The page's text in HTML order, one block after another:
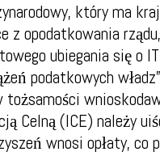
który ma
z opodatkowania
ubiegania się o
podatkowych
Celną (ICE) należy
wnosi opłaty, co